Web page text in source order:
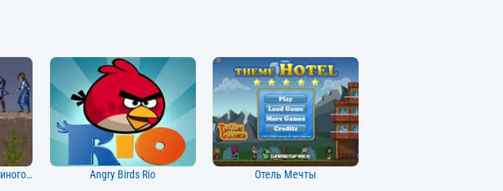
Аватар - Испытания Змеиного Перехода Angry Birds Rio Отель Мечты